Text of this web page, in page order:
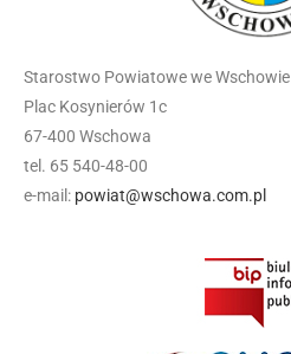
Starostwo Powiatowe we Wschowie
Plac Kosynierów 1c
67-400 Wschowa
tel. 65 540-48-00
e-mail: powiat@wschowa.com.pl